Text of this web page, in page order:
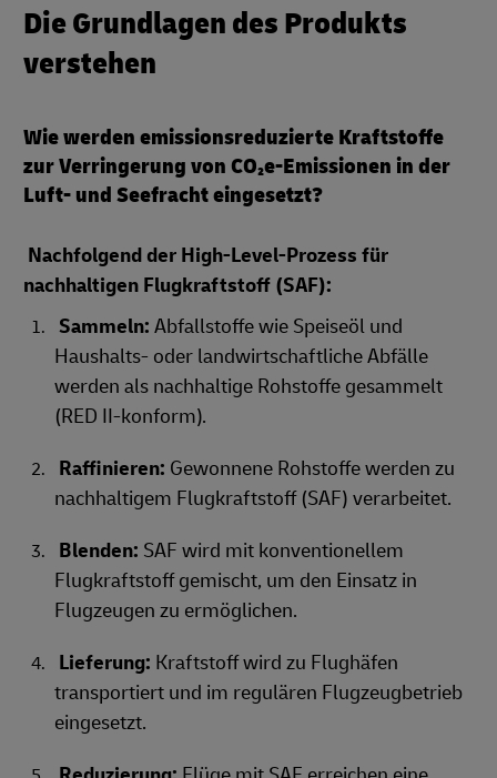
Die Grundlagen des Produkts
verstehen
Wie werden emissionsreduzierte Kraftstoffe
zur Verringerung von CO₂e‑Emissionen in der
Luft‑ und Seefracht eingesetzt?
Nachfolgend der High‑Level‑Prozess für
nachhaltigen Flugkraftstoff (SAF):
Sammeln: Abfallstoffe wie Speiseöl und
Haushalts- oder landwirtschaftliche Abfälle
werden als nachhaltige Rohstoffe gesammelt
(RED II-konform).
Raffinieren: Gewonnene Rohstoffe werden zu
nachhaltigem Flugkraftstoff (SAF) verarbeitet.
Blenden: SAF wird mit konventionellem
Flugkraftstoff gemischt, um den Einsatz in
Flugzeugen zu ermöglichen.
Lieferung: Kraftstoff wird zu Flughäfen
transportiert und im regulären Flugzeugbetrieb
eingesetzt.